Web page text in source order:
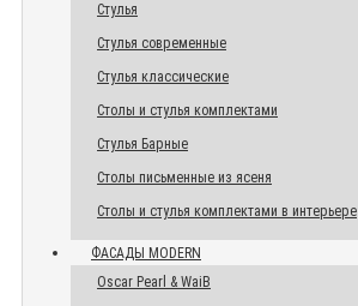
Стулья
Стулья современные
Стулья классические
Столы и стулья комплектами
Стулья Барные
Столы письменные из ясеня
Столы и стулья комплектами в интерьере
ФАСАДЫ MODERN
Oscar Pearl & WaiB